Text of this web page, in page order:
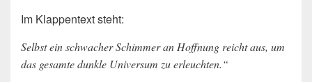
Im Klappentext steht:
Selbst ein schwacher Schimmer an Hoffnung reicht aus, um
das gesamte dunkle Universum zu erleuchten.“